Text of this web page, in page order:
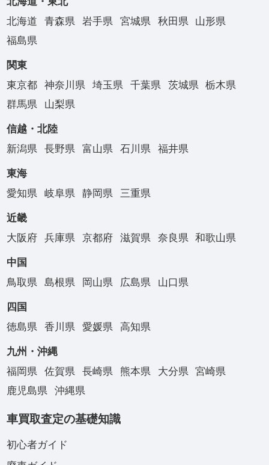
北海道
青森県 岩手県 宮城県 秋田県
山形県
福島県
関東
東京都
神奈川県 埼玉県 千葉県 茨城県
栃木県
群馬県
山梨県
信越・北陸
新潟県
長野県 富山県 石川県 福井県
東海
愛知県
岐阜県 静岡県 三重県
近畿
大阪府
兵庫県 京都府 滋賀県 奈良県 和歌山県
中国
鳥取県
島根県 岡山県 広島県 山口県
四国
徳島県
香川県 愛媛県 高知県
九州・沖縄
福岡県
佐賀県 長崎県 熊本県 大分県
宮崎県
鹿児島県
沖縄県
車買取査定の基礎知識
初心者ガイド